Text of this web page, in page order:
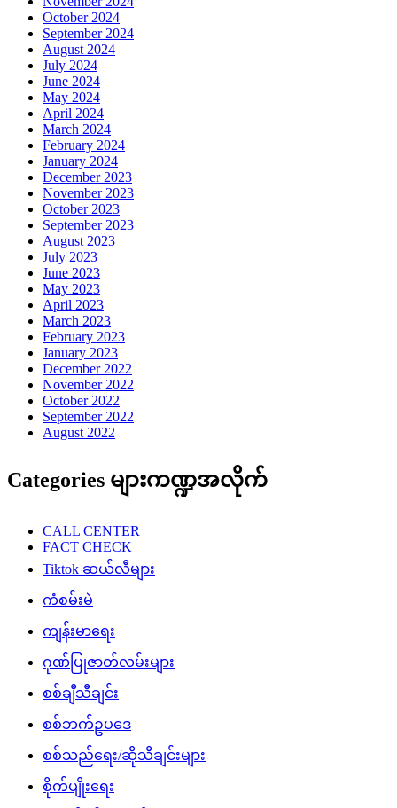
October 2024
September 2024
August 2024
July 2024
June 2024
May 2024
April 2024
March 2024
February 2024
January 2024
December 2023
November 2023
October 2023
September 2023
August 2023
July 2023
June 2023
May 2023
April 2023
March 2023
February 2023
January 2023
December 2022
November 2022
October 2022
September 2022
August 2022
Categories များကဏ္ဍအလိုက်
CALL CENTER
FACT CHECK
Tiktok ဆယ်လီများ
ကံစမ်းမဲ
ကျန်းမာရေး
ဂုဏ်ပြုဇာတ်လမ်းများ
စစ်ချီသီချင်း
စစ်ဘက်ဥပဒေ
စစ်သည်ရေး/ဆိုသီချင်းများ
စိုက်ပျိုးရေး